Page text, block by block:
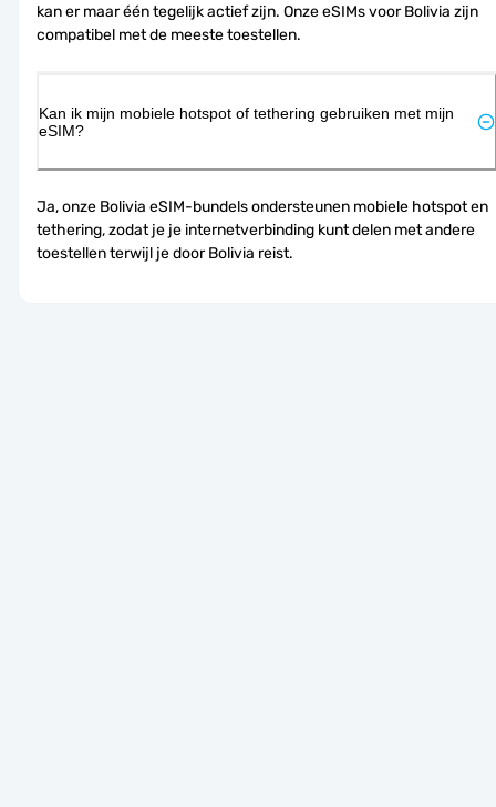
kan er maar één tegelijk actief zijn. Onze eSIMs voor Bolivia zijn
compatibel met de meeste toestellen.
Kan ik mijn mobiele hotspot of tethering gebruiken met mijn
eSIM?
Ja, onze Bolivia eSIM-bundels ondersteunen mobiele hotspot en
tethering, zodat je je internetverbinding kunt delen met andere
toestellen terwijl je door Bolivia reist.